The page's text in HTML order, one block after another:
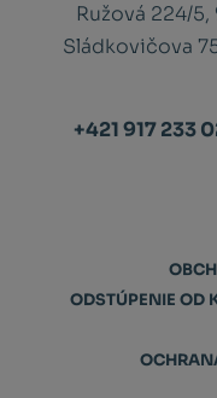
Ružová 224/
Sládkovičova
+421 917 233
ODSTÚPENIE OD